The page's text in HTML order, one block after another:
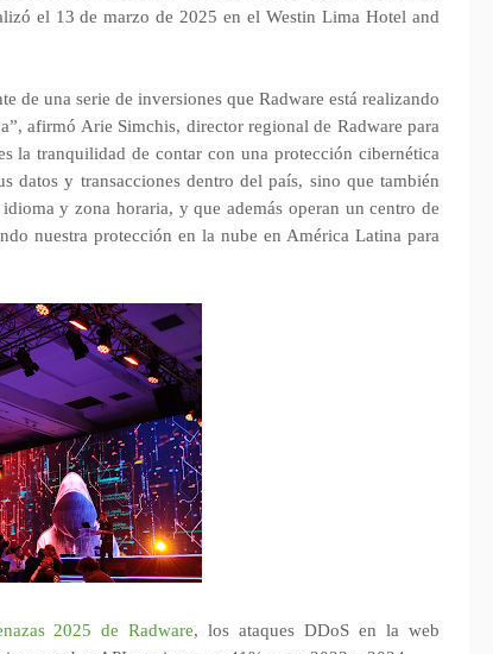
el 13 de marzo de 2025 en el Westin Lima Hotel and
de una serie de inversiones que Radware está realizando
afirmó Arie Simchis, director regional de Radware para
la tranquilidad de contar con una protección cibernética
datos y transacciones dentro del país, sino que también
y zona horaria, y que además operan un centro de
nuestra protección en la nube en América Latina para
2025 de Radware, los ataques DDoS en la web